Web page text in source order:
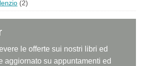
(2)
le offerte sui nostri libri ed
aggiornato su appuntamenti ed